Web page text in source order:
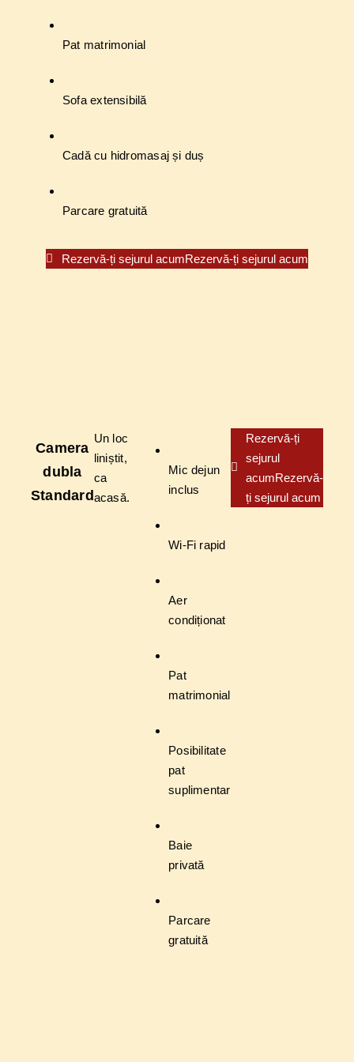
Pat matrimonial
Sofa extensibilă
Cadă cu hidromasaj și duș
Parcare gratuită
Rezervă-ți sejurul acumRezervă-ți sejurul acum
Camera
dubla
Standard
Un loc
liniștit,
ca
acasă.
Mic dejun
inclus
Wi-Fi rapid
Aer
condiționat
Pat
matrimonial
Posibilitate
pat
suplimentar
Baie
privată
Parcare
gratuită
Rezervă-ți
sejurul
acumRezervă-
ți sejurul acum